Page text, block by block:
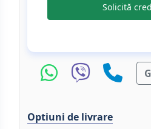
Solicită
Optiuni de livrare